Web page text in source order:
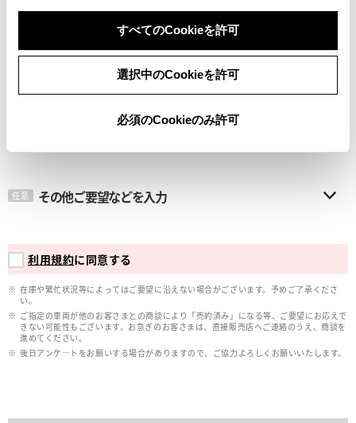
すべてのCookieを許可
選択中のCookieを許可
必須のCookieのみ許可
メールアドレス
任意 その他ご要望などを入力
利用規約に同意する
在庫や繁忙状況等によってはご要望に沿えない場合がございます。予めご了承くださ
い。
ご指定の車両が他のお客さまとの商談により「売約済み」になる等、ご要望にお応えで
きない可能性もございます。お急ぎのお客さまは、直接販売店へご連絡のうえ、商談を
進めてください。
後日アンケ―トをお願いする場合がありますので、ご協力よろしくお願いいたします。